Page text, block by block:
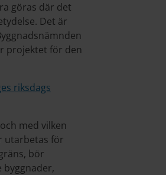
göras där det
Det är
projektet för den
riksdags
med vilken
utarbetas för
bör